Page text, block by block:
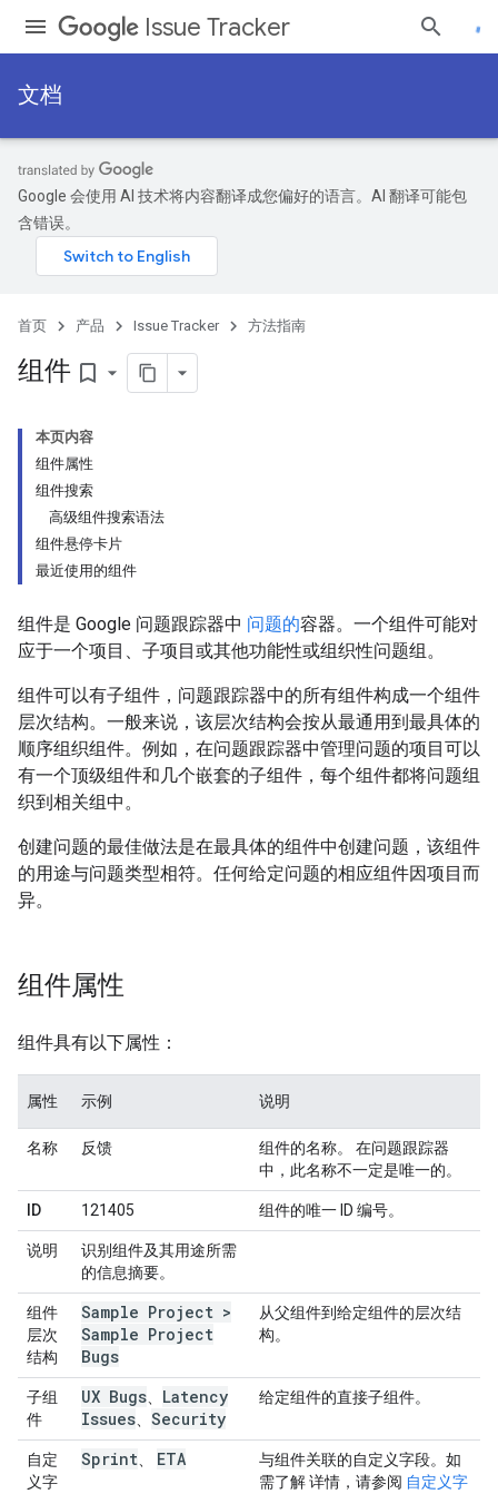
Issue Tracker
文档
Google 会使用 AI 技术将内容翻译成您偏好的语言。AI 翻译可能包
含错误。
首页 产品 Issue Tracker 方法指南
组件 bookmark_border
本页内容
组件属性
组件搜索
高级组件搜索语法
组件悬停卡片
最近使用的组件
组件是 Google 问题跟踪器中 问题的容器。一个组件可能对
应于一个项目、子项目或其他功能性或组织性问题组。
组件可以有子组件，问题跟踪器中的所有组件构成一个组件
层次结构。一般来说，该层次结构会按从最通用到最具体的
顺序组织组件。例如，在问题跟踪器中管理问题的项目可以
有一个顶级组件和几个嵌套的子组件，每个组件都将问题组
织到相关组中。
创建问题的最佳做法是在最具体的组件中创建问题，该组件
的用途与问题类型相符。任何给定问题的相应组件因项目而
异。
组件属性
组件具有以下属性：
属性 示例 说明
名称 反馈
组件的名称。 在问题跟踪器
中，此名称不一定是唯一的。
ID 121405 组件的唯一 ID 编号。
说明
识别组件及其用途所需
的信息摘要。
组件
层次
结构
Sample Project >
Sample Project
Bugs
从父组件到给定组件的层次结
构。
子组
件
UX Bugs
Latency
Issues
Security
给定组件的直接子组件。
自定
义字
Sprint ETA
与组件关联的自定义字段。如
需了解 详情，请参阅 自定义字